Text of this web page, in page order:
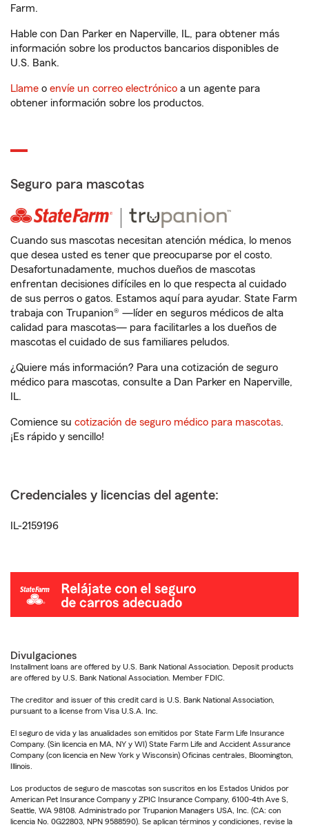
Farm.
Hable con Dan Parker en Naperville, IL, para obtener más
información sobre los productos bancarios disponibles de
U.S. Bank.
Llame o envíe un correo electrónico a un agente para
obtener información sobre los productos.
Seguro para mascotas
Cuando sus mascotas necesitan atención médica, lo menos
que desea usted es tener que preocuparse por el costo.
Desafortunadamente, muchos dueños de mascotas
enfrentan decisiones difíciles en lo que respecta al cuidado
de sus perros o gatos. Estamos aquí para ayudar. State Farm
trabaja con Trupanion® —líder en seguros médicos de alta
calidad para mascotas— para facilitarles a los dueños de
mascotas el cuidado de sus familiares peludos.
¿Quiere más información? Para una cotización de seguro
médico para mascotas, consulte a Dan Parker en Naperville,
IL.
Comience su cotización de seguro médico para mascotas.
¡Es rápido y sencillo!
Credenciales y licencias del agente:
IL-2159196
Divulgaciones
Installment loans are offered by U.S. Bank National Association. Deposit products
are offered by U.S. Bank National Association. Member FDIC.
The creditor and issuer of this credit card is U.S. Bank National Association,
pursuant to a license from Visa U.S.A. Inc.
El seguro de vida y las anualidades son emitidos por State Farm Life Insurance
Company. (Sin licencia en MA, NY y WI) State Farm Life and Accident Assurance
Company (con licencia en New York y Wisconsin) Oficinas centrales, Bloomington,
Illinois.
Los productos de seguro de mascotas son suscritos en los Estados Unidos por
American Pet Insurance Company y ZPIC Insurance Company, 6100-4th Ave S,
Seattle, WA 98108. Administrado por Trupanion Managers USA, Inc. (CA: con
licencia No. 0G22803, NPN 9588590). Se aplican términos y condiciones, revise la